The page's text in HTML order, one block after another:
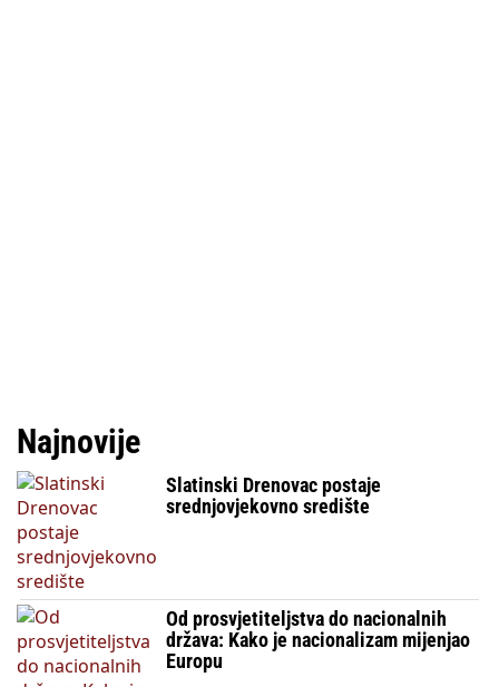
Najnovije
Slatinski Drenovac postaje
srednjovjekovno središte
Od prosvjetiteljstva do nacionalnih
država: Kako je nacionalizam mijenjao
Europu